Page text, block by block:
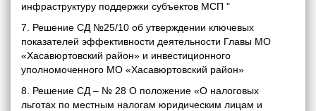
инфраструктуру поддержки субъектов МСП "
7. Решение СД №25/10 об утверждении ключевых
показателей эффективности деятельности Главы МО
«Хасавюртовский район» и инвестиционного
уполномоченного МО «Хасавюртовский район»
8. Решение СД – № 28 О положение «О налоговых
льготах по местным налогам юридическим лицам и